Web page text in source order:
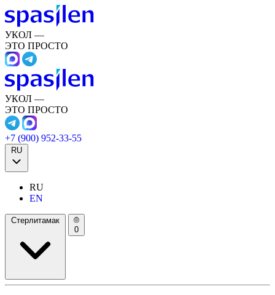
УКОЛ —
ЭТО ПРОСТО
УКОЛ —
ЭТО ПРОСТО
+7 (900) 952-33-55
RU
RU
EN
Стерлитамак
0